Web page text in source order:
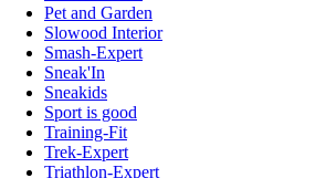
Pet and Garden
Slowood Interior
Smash-Expert
Sneak'In
Sneakids
Sport is good
Training-Fit
Trek-Expert
Triathlon-Expert